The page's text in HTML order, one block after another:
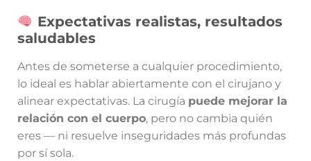
Expectativas realistas, resultados
saludables
Antes de someterse a cualquier procedimiento,
lo ideal es hablar abiertamente con el cirujano y
alinear expectativas. La cirugía puede mejorar la
relación con el cuerpo, pero no cambia quién
eres — ni resuelve inseguridades más profundas
por sí sola.